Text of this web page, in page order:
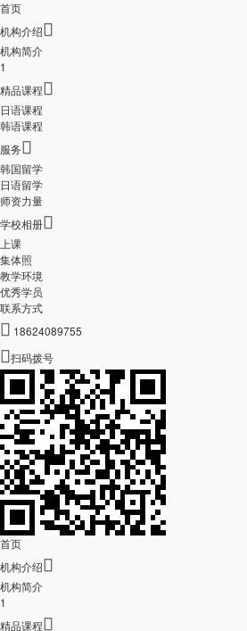
首页
机构介绍
机构简介
1
精品课程
日语课程
韩语课程
服务
韩国留学
日语留学
师资力量
学校相册
上课
集体照
教学环境
优秀学员
联系方式
 18624089755
扫码拨号
首页
机构介绍
机构简介
1
精品课程